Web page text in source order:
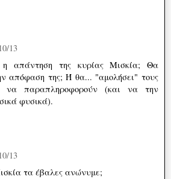
13
η απάντηση της κυρίας Μισκία; Θα
απόφαση της; Ή θα... "αμολήσει" τους
να παραπληροφορούν (και να την
φυσικά).
13
τα έβαλες ανώνυμε;